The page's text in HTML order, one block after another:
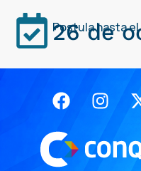
Postula hasta el
26 de
Facebook